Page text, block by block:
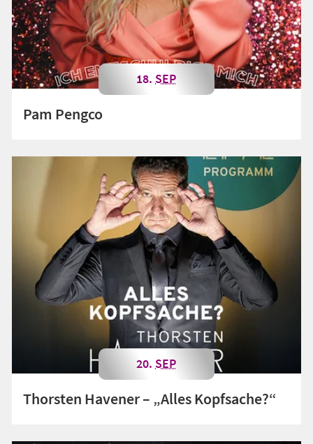
Pam Pengco
18. SEP
Thorsten Havener – „Alles Kopfsache?“
20. SEP